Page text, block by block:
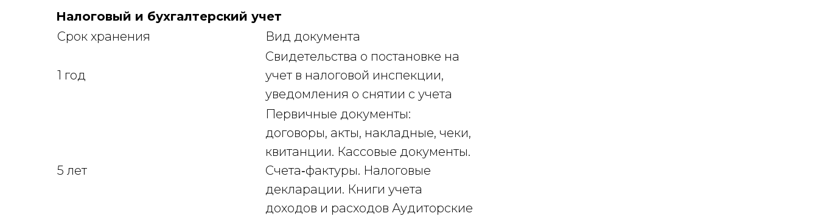
Налоговый и бухгалтерский учет
Срок хранения
Вид документа
1 год
Свидетельства о постановке на
учет в налоговой инспекции,
уведомления о снятии с учета
5 лет
Первичные документы:
договоры, акты, накладные, чеки,
квитанции. Кассовые документы.
Счета‑фактуры. Налоговые
декларации. Книги учета
доходов и расходов Аудиторские